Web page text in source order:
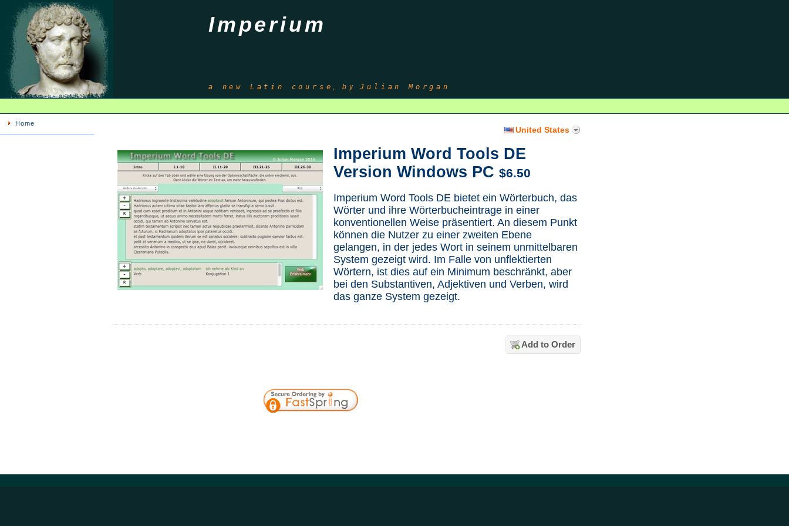
Imperium
a new Latin course, byJulian Morgan
Home
United States
Imperium Word Tools DE
Version Windows PC $6.50
Imperium Word Tools DE bietet ein Wörterbuch, das
Wörter und ihre Wörterbucheintrage in einer
konventionellen Weise präsentiert. An diesem Punkt
können die Nutzer zu einer zweiten Ebene
gelangen, in der jedes Wort in seinem unmittelbaren
System gezeigt wird. Im Falle von unflektierten
Wörtern, ist dies auf ein Minimum beschränkt, aber
bei den Substantiven, Adjektiven und Verben, wird
das ganze System gezeigt.
Add to Order